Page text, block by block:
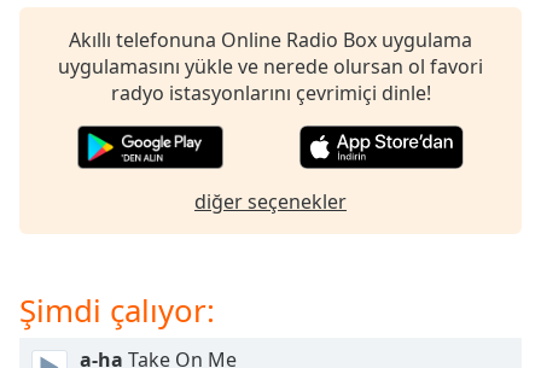
off,
selected
subtitles
settings,
settings
subtitles
off,
selected
Akıllı telefonuna Online Radio Box uygulama
uygulamasını yükle ve nerede olursan ol favori
radyo istasyonlarını çevrimiçi dinle!
diğer seçenekler
Şimdi çalıyor:
a-ha Take On Me